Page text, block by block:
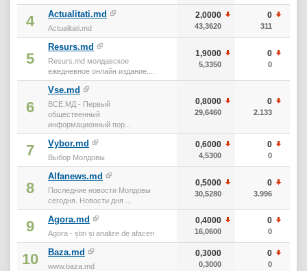
4 Actualitati.md
Actualitati.md
2,0000
43,3620
0
311
5
Resurs.md
Resurs.md молдавское
ежедневное онлайн издание....
1,9000
5,3350
0
0
6
Vse.md
ВСЕ.МД - Первый
общественный
информационный пор...
0,8000
29,6460
0
2.133
7 Vybor.md
Выбор Молдовы
0,6000
4,5300
0
0
8
Alfanews.md
Последние новости Молдовы
сегодня. Новости дня ...
0,5000
30,5280
0
3.996
9 Agora.md
Agora - știri și analize de afaceri
0,4000
16,0600
0
0
10 Baza.md
www.baza.md
0,3000
0,3000
0
0